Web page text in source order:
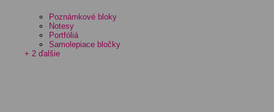
Poznámkové bloky
Notesy
Portfóliá
Samolepiace bločky
+ 2 ďalšie